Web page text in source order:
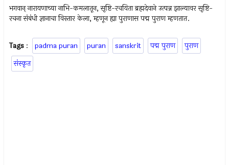
भगवान् नारायणाच्या नाभि-कमलातून, सृष्टि-रचयिता ब्रह्मदेवाने उत्पन्न झाल्यावर सृष्टि-
रचना संबंधी ज्ञानाचा विस्तार केला, म्हणून ह्या पुराणास पद्म पुराण म्हणतात.
Tags : padma puran puran sanskrit पद्म पुराण
पुराण
संस्कृत